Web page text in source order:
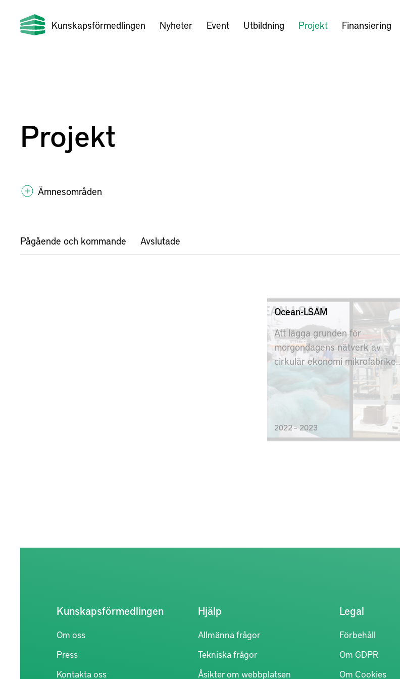
Kunskapsförmedlingen Nyheter Event Utbildning Projekt Finansiering
Projekt
Ämnesområden
Pågående och kommande Avslutade
Ocean-LSAM
Att lägga grunden för
morgondagens nätverk av
cirkulär ekonomi mikrofabriker
som producerar produkter
designade av svensk industri
och tillverkade av lokal
2022 – 2023
Kunskapsförmedlingen
Om oss
Press
Kontakta oss
Hjälp
Allmänna frågor
Tekniska frågor
Åsikter om webbplatsen
Legal
Förbehåll
Om GDPR
Om Cookies